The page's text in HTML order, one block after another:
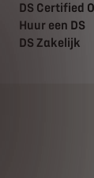
DS Certified
Huur een DS
DS Zakelijk